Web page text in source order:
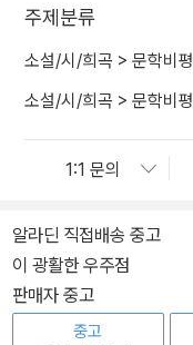
주제분류
소설/시/희곡 > 문학비평
소설/시/희곡 > 문학비평
알라딘 직접배송 중고
이 광활한 우주점
판매자 중고
중고